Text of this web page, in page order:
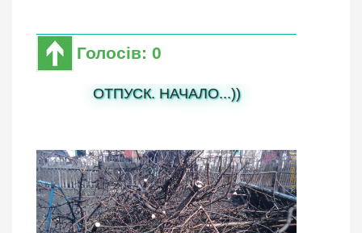
Голосів: 0
ОТПУСК. НАЧАЛО...))